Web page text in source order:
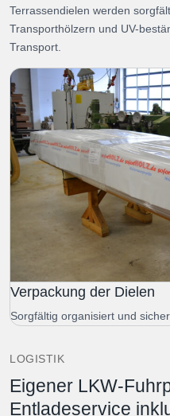
Terrassendielen werden
Transporthölzern und UV-
Transport.
Verpackung der Dielen
Sorgfältig organisiert und
LOGISTIK
Eigener LKW-
Entladeservice